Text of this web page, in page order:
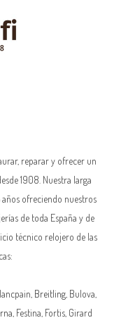
reparar y ofrecer un
1908. Nuestra larga
años ofreciendo nuestros
de toda España y de
técnico relojero de las
Breitling , Bulova,
, Festina, Fortis, Girard